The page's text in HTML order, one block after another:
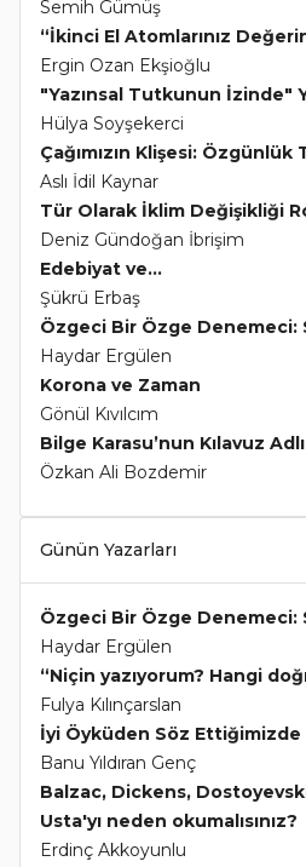
Semih Gümüş
“İkinci El Atomlarınız
Ergin Ozan Ekşioğlu
"Yazınsal Tutkunun İzinde"
Hülya Soyşekerci
Çağımızın Klişesi: Özgünlük
Aslı İdil Kaynar
Tür Olarak İklim Değişikliği
Deniz Gündoğan İbrişim
Edebiyat ve...
Şükrü Erbaş
Özgeci Bir Özge Denemeci:
Haydar Ergülen
Korona ve Zaman
Gönül Kıvılcım
Bilge Karasu’nun Kılavuz
Özkan Ali Bozdemir
Günün Yazarları
Özgeci Bir Özge Denemeci:
Haydar Ergülen
“Niçin yazıyorum? Hangi
Fulya Kılınçarslan
İyi Öyküden Söz
Banu Yıldıran Genç
Balzac, Dickens,
Usta'yı neden okumalısınız?
Erdinç Akkoyunlu